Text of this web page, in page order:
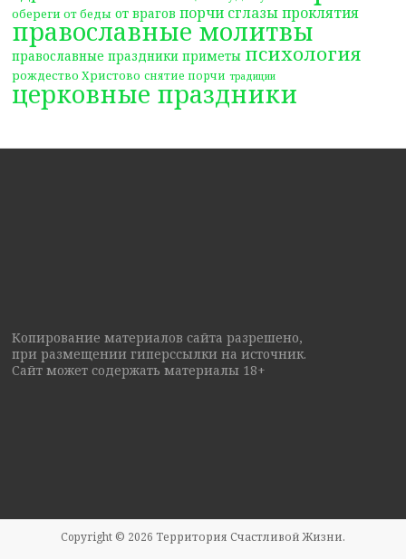
обереги от беды от врагов порчи сглазы проклятия
православные молитвы
православные праздники приметы психология
рождество Христово снятие порчи традиции
церковные праздники
Копирование материалов сайта разрешено,
при размещении гиперссылки на источник.
Сайт может содержать материалы 18+
Copyright © 2026 Территория Счастливой Жизни.